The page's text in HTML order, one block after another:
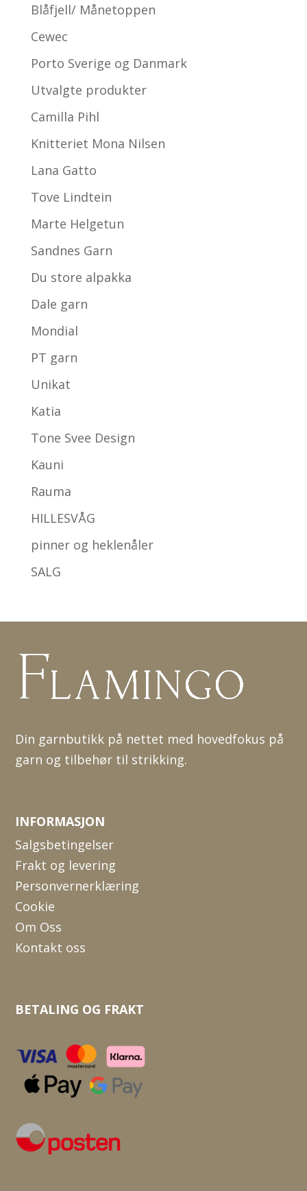
Blåfjell/ Månetoppen
Cewec
Porto Sverige og Danmark
Utvalgte produkter
Camilla Pihl
Knitteriet Mona Nilsen
Lana Gatto
Tove Lindtein
Marte Helgetun
Sandnes Garn
Du store alpakka
Dale garn
Mondial
PT garn
Unikat
Katia
Tone Svee Design
Kauni
Rauma
HILLESVÅG
pinner og heklenåler
SALG
Din garnbutikk på nettet med hovedfokus på
garn og tilbehør til strikking.
INFORMASJON
Salgsbetingelser
Frakt og levering
Personvernerklæring
Cookie
Om Oss
Kontakt oss
BETALING OG FRAKT